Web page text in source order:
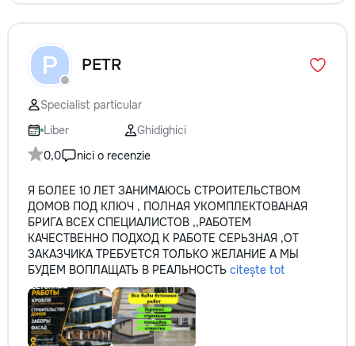
P PETR
Specialist particular
Liber
Ghidighici
0,0
nici o recenzie
Я БОЛЕЕ 10 ЛЕТ ЗАНИМАЮСЬ СТРОИТЕЛЬСТВОМ
ДОМОВ ПОД КЛЮЧ , ПОЛНАЯ УКОМПЛЕКТОВАНАЯ
БРИГА ВСЕХ СПЕЦИАЛИСТОВ ,,РАБОТЕМ
КАЧЕСТВЕННО ПОДХОД К РАБОТЕ СЕРЬЗНАЯ ,ОТ
ЗАКАЗЧИКА ТРЕБУЕТСЯ ТОЛЬКО ЖЕЛАНИЕ А МЫ
БУДЕМ ВОПЛАЩАТЬ В РЕАЛЬНОСТЬ citește tot